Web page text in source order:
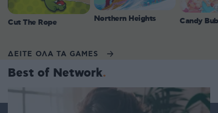
Cut The Rope Northern Heights Candy
ΔΕΙΤΕ ΟΛΑ ΤΑ GAMES
Best of Network